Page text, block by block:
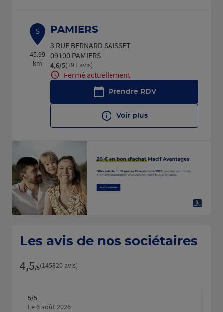
5
45.99
km
PAMIERS
3 RUE BERNARD SAISSET
09100 PAMIERS
4,6/5Note de 4.6 sur 5
(191 avis)
Fermé actuellement
Prendre RDV
Voir plus
Les avis de nos sociétaires
4,5/5Note de 4.5 sur 5
(145820 avis)
5/5
Le 6 août 2026